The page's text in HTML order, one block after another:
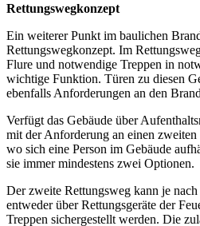
Rettungswegkonzept
Ein weiterer Punkt im baulichen
Rettungswegkonzept. Im
Flure und notwendige Treppen in
wichtige Funktion. Türen zu diesen
ebenfalls Anforderungen an den
Verfügt das Gebäude über
mit der Anforderung an einen
wo sich eine Person im Gebäude
sie immer mindestens zwei Optionen.
Der zweite Rettungsweg kann je
entweder über Rettungsgeräte der
Treppen sichergestellt werden. Die